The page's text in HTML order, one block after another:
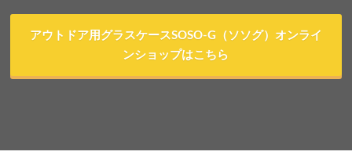
アウトドア用グラスケースSOSO-G（ソソグ）オンライ
ンショップはこちら